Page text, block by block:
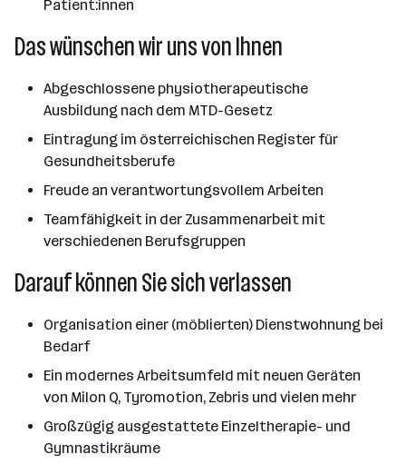
Patient:innen
Das wünschen wir uns von Ihnen
Abgeschlossene physiotherapeutische
Ausbildung nach dem MTD-Gesetz
Eintragung im österreichischen Register für
Gesundheitsberufe
Freude an verantwortungsvollem Arbeiten
Teamfähigkeit in der Zusammenarbeit mit
verschiedenen Berufsgruppen
Darauf können Sie sich verlassen
Organisation einer (möblierten) Dienstwohnung bei
Bedarf
Ein modernes Arbeitsumfeld mit neuen Geräten
von Milon Q, Tyromotion, Zebris und vielen mehr
Großzügig ausgestattete Einzeltherapie- und
Gymnastikräume